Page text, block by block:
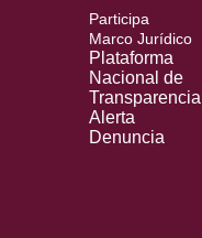
Participa
Marco Jurídico
Plataforma
Nacional de
Transparencia
Alerta
Denuncia